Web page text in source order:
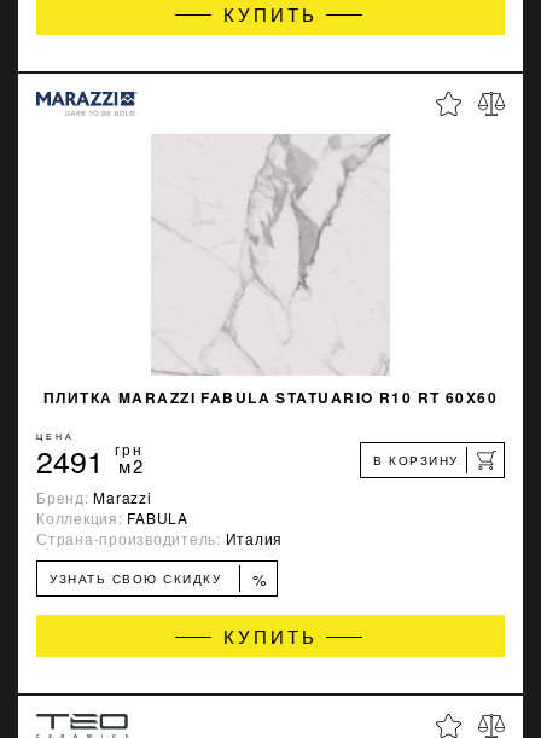
КУПИТЬ
ПЛИТКА MARAZZI FABULA STATUARIO R10 RT 60X60
ЦЕНА
2491 грн
м2 В КОРЗИНУ
Бренд:Marazzi
Коллекция: FABULA
Страна-производитель: Италия
УЗНАТЬ СВОЮ СКИДКУ %
КУПИТЬ